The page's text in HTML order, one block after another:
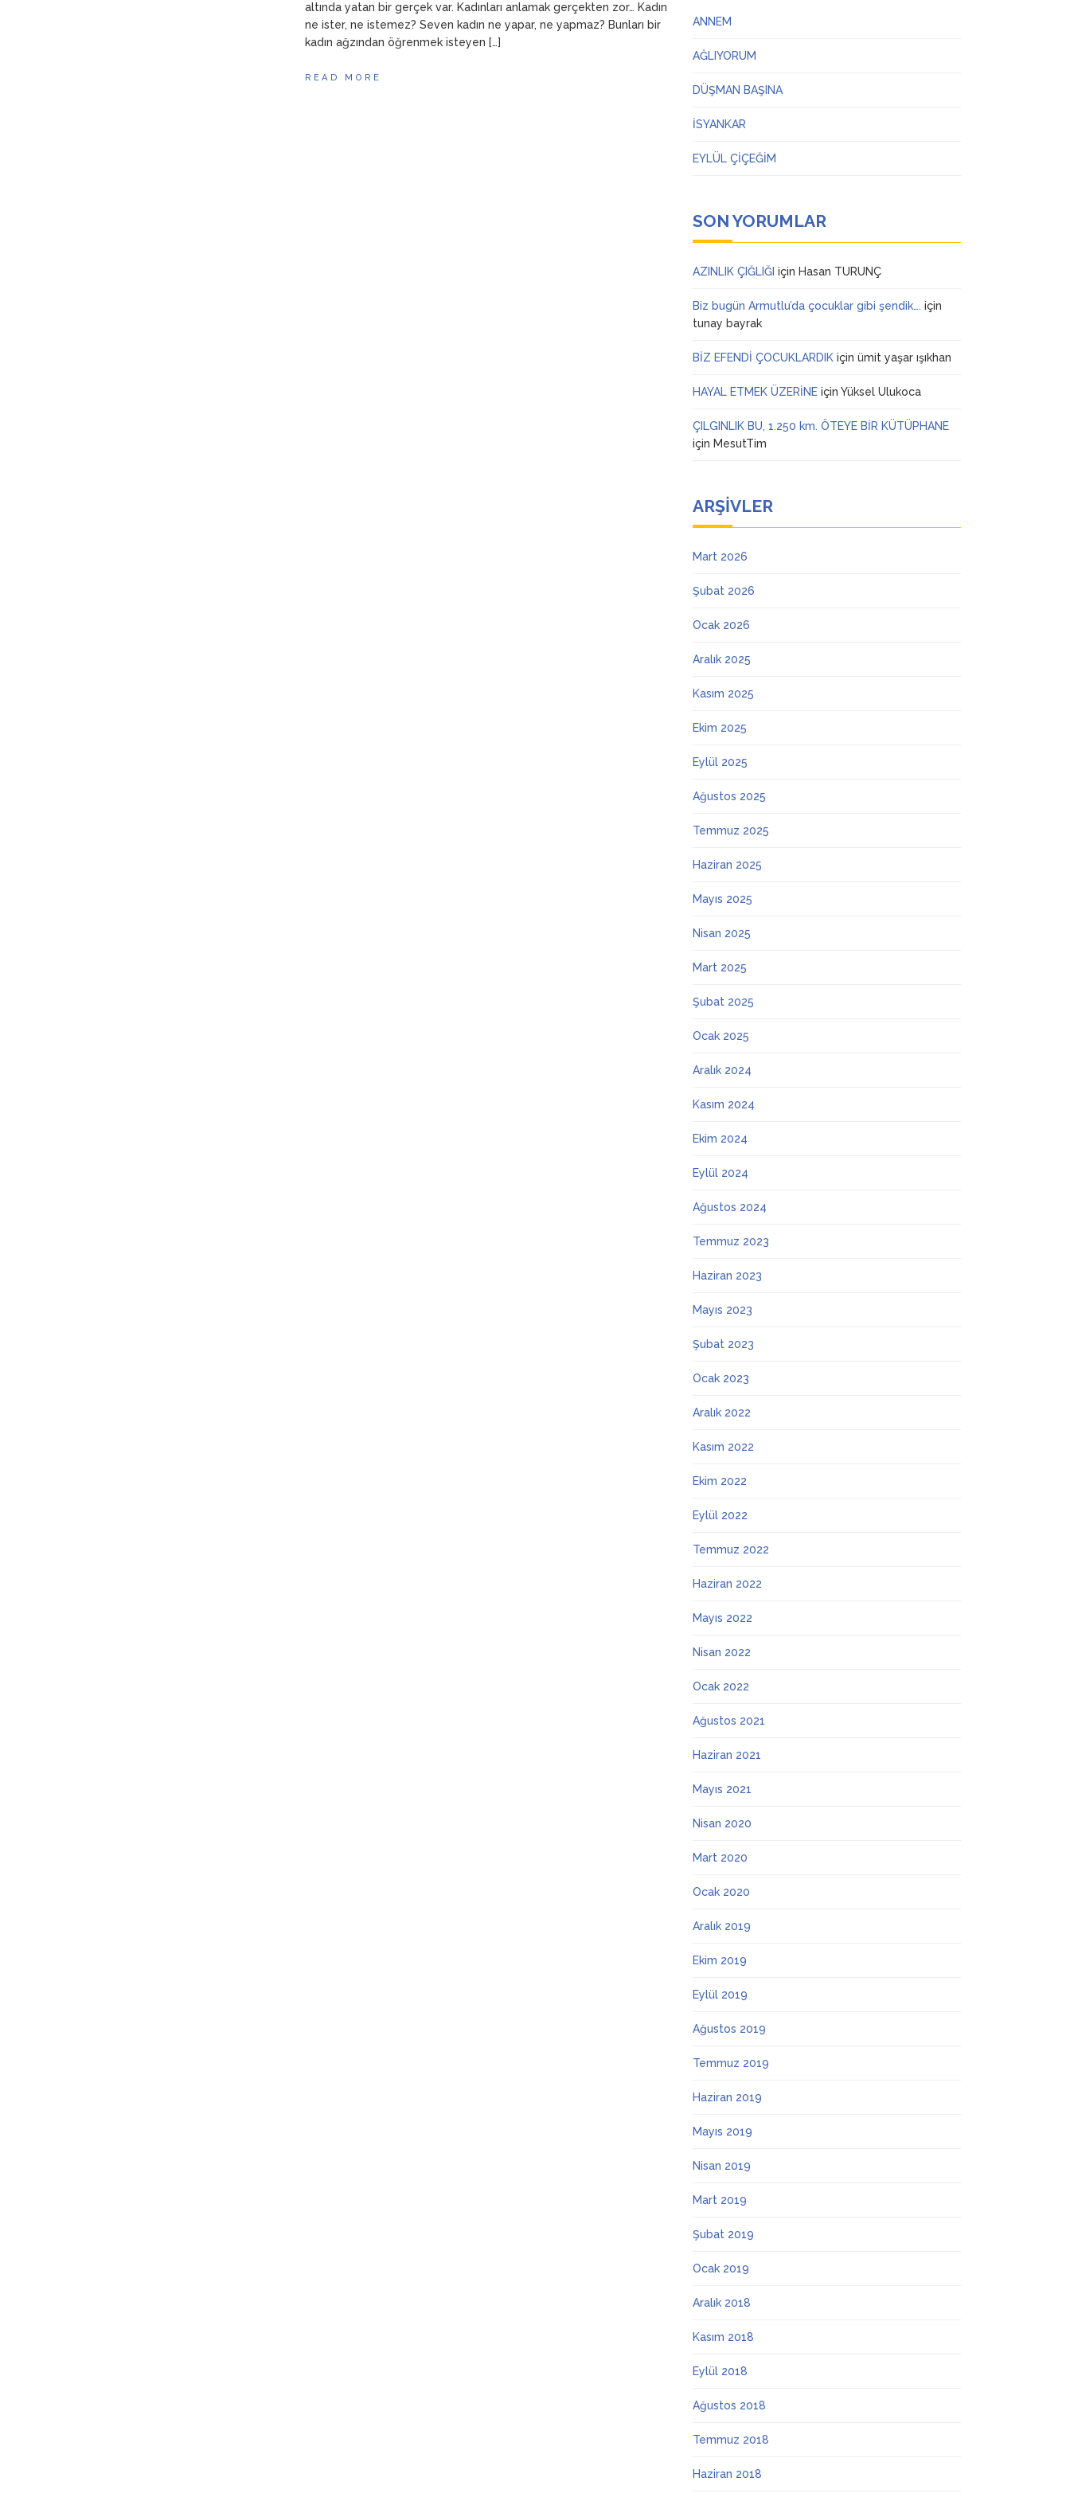
altında yatan bir gerçek var. Kadınları anlamak gerçekten zor… Kadın
ne ister, ne istemez? Seven kadın ne yapar, ne yapmaz? Bunları bir
kadın ağzından öğrenmek isteyen […]
READ MORE
ANNEM
AĞLIYORUM
DÜŞMAN BAŞINA
İSYANKAR
EYLÜL ÇİÇEĞİM
SON YORUMLAR
AZINLIK ÇIĞLIĞI için Hasan TURUNÇ
Biz bugün Armutlu’da çocuklar gibi şendik…. için
tunay bayrak
BİZ EFENDİ ÇOCUKLARDIK içinümit yaşar ışıkhan
HAYAL ETMEK ÜZERİNE içinYüksel Ulukoca
ÇILGINLIK BU, 1.250 km. ÖTEYE BİR KÜTÜPHANE
için MesutTim
ARŞIVLER
Mart 2026
Şubat 2026
Ocak 2026
Aralık 2025
Kasım 2025
Ekim 2025
Eylül 2025
Ağustos 2025
Temmuz 2025
Haziran 2025
Mayıs 2025
Nisan 2025
Mart 2025
Şubat 2025
Ocak 2025
Aralık 2024
Kasım 2024
Ekim 2024
Eylül 2024
Ağustos 2024
Temmuz 2023
Haziran 2023
Mayıs 2023
Şubat 2023
Ocak 2023
Aralık 2022
Kasım 2022
Ekim 2022
Eylül 2022
Temmuz 2022
Haziran 2022
Mayıs 2022
Nisan 2022
Ocak 2022
Ağustos 2021
Haziran 2021
Mayıs 2021
Nisan 2020
Mart 2020
Ocak 2020
Aralık 2019
Ekim 2019
Eylül 2019
Ağustos 2019
Temmuz 2019
Haziran 2019
Mayıs 2019
Nisan 2019
Mart 2019
Şubat 2019
Ocak 2019
Aralık 2018
Kasım 2018
Eylül 2018
Ağustos 2018
Temmuz 2018
Haziran 2018